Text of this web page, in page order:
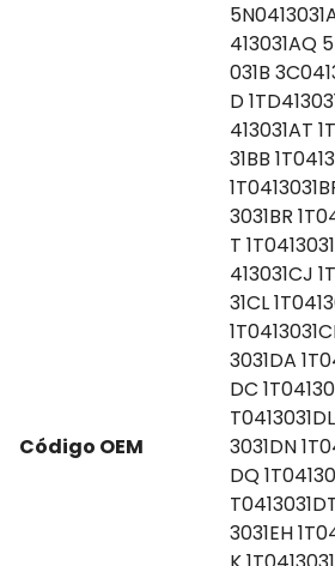
Código OEM
413031AQ
031B
D
413031AT
31BB
3031BR
T
413031CJ
31CL
3031DA
DC
3031DN
DQ
3031EH